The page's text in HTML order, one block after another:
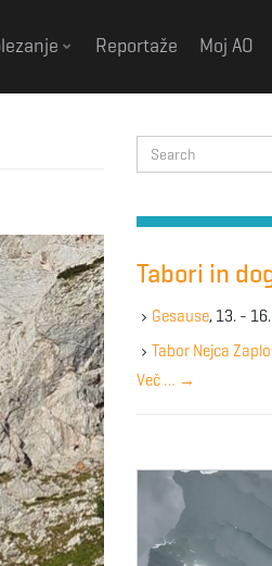
Reportaže Moj AO
e
r
h
e
w
o
r
Tabori in
Gesause, 13. -
Tabor Nejca
Več … →